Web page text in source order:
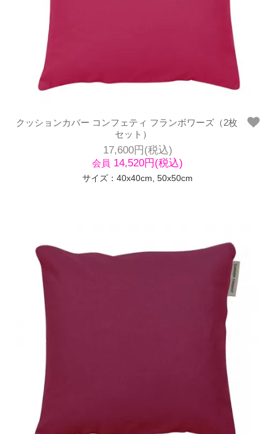
クッションカバー コンフェティ フランボワーズ（2枚
セット）
17,600円(税込)
会員 14,520円(税込)
サイズ：40x40cm, 50x50cm